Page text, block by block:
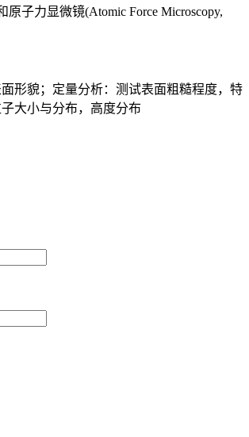
原子力显微镜(Atomic Force Microscopy,
形貌；定量分析：测试表面粗糙程度，特
大小与分布，高度分布